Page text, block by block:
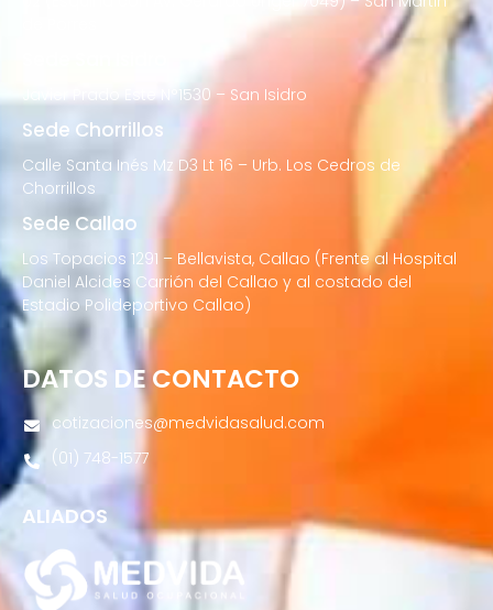
Javier Prado Este N°1530 – San Isidro
Sede Chorrillos
Calle Santa Inés Mz D3 Lt 16 – Urb. Los Cedros de
Chorrillos
Sede Callao
Los Topacios 1291 – Bellavista, Callao (Frente al Hospital
Daniel Alcides Carrión del Callao y al costado del
Estadio Polideportivo Callao)
DATOS DE CONTACTO
cotizaciones@medvidasalud.com
(01) 748-1577
ALIADOS